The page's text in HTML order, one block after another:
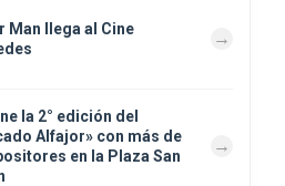
Man llega al Cine
la 2° edición del
Alfajor» con más de
en la Plaza San